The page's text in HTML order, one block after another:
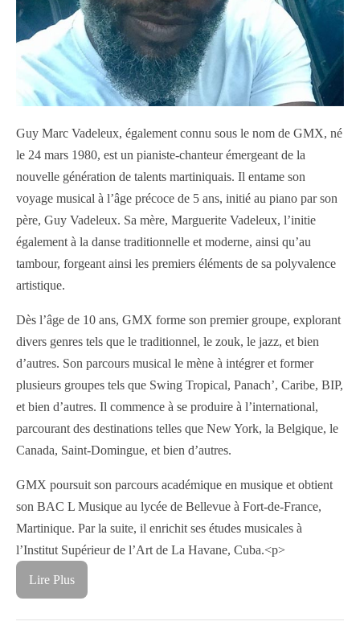
Guy Marc Vadeleux, également connu sous le nom de GMX, né
le 24 mars 1980, est un pianiste-chanteur émergeant de la
nouvelle génération de talents martiniquais. Il entame son
voyage musical à l’âge précoce de 5 ans, initié au piano par son
père, Guy Vadeleux. Sa mère, Marguerite Vadeleux, l’initie
également à la danse traditionnelle et moderne, ainsi qu’au
tambour, forgeant ainsi les premiers éléments de sa polyvalence
artistique.
Dès l’âge de 10 ans, GMX forme son premier groupe, explorant
divers genres tels que le traditionnel, le zouk, le jazz, et bien
d’autres. Son parcours musical le mène à intégrer et former
plusieurs groupes tels que Swing Tropical, Panach’, Caribe, BIP,
et bien d’autres. Il commence à se produire à l’international,
parcourant des destinations telles que New York, la Belgique, le
Canada, Saint-Domingue, et bien d’autres.
GMX poursuit son parcours académique en musique et obtient
son BAC L Musique au lycée de Bellevue à Fort-de-France,
Martinique. Par la suite, il enrichit ses études musicales à
l’Institut Supérieur de l’Art de La Havane, Cuba.<p>
Lire Plus